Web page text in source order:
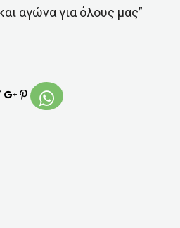
αγώνα για όλους μας”